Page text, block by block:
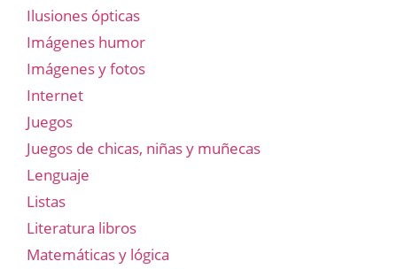
Ilusiones ópticas
Imágenes humor
Imágenes y fotos
Internet
Juegos
Juegos de chicas, niñas y muñecas
Lenguaje
Listas
Literatura libros
Matemáticas y lógica